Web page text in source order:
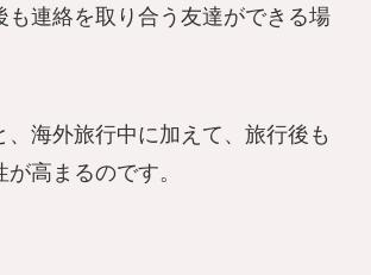
も連絡を取り合う友達ができる場
、海外旅行中に加えて、旅行後も
高まるのです。